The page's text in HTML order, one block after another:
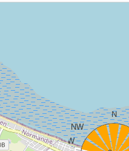
N
WNW
NW